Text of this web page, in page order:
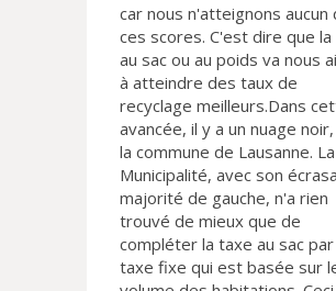
car nous n'atteignons aucun
ces scores. C'est dire que
au sac ou au poids va nous
à atteindre des taux de
recyclage meilleurs.Dans
avancée, il y a un nuage
la commune de Lausanne. La
Municipalité, avec son
majorité de gauche, n'a rien
trouvé de mieux que de
compléter la taxe au sac par
taxe fixe qui est basée sur